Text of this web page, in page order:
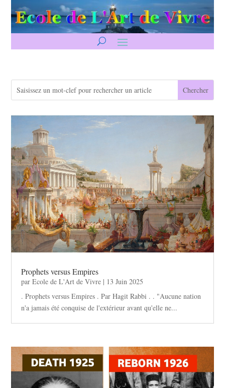
Prophets versus Empires
parEcole de L'Art de Vivre | 13 Juin 2025
. Prophets versus Empires . Par Hagit Rabbi . . "Aucune nation
n'a jamais été conquise de l'extérieur avant qu'elle ne...